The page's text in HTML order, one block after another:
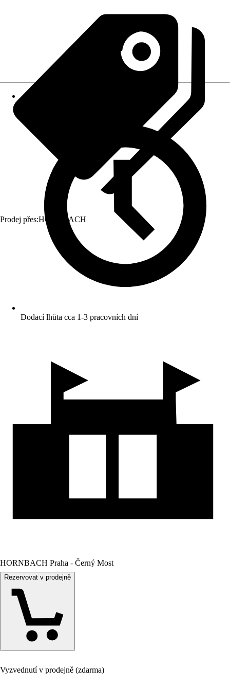
Prodej přes:HORNBACH
Dodací lhůta cca 1-3 pracovních dní
HORNBACH Praha - Černý Most
Rezervovat v prodejně
Vyzvednutí v prodejně (zdarma)